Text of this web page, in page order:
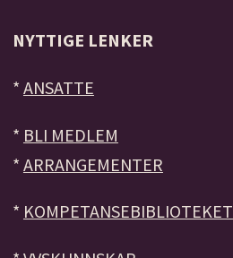
NYTTIGE LENKER
* ANSATTE
* BLI MEDLEM
* ARRANGEMENTER
* KOMPETANSEBIBLIOTEKET